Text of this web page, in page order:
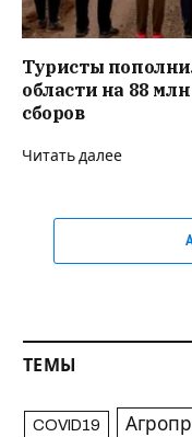
Туристы
области на 88
сборов
Читать далее
ТЕМЫ
COVID19